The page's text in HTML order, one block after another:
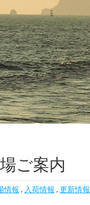
ご案内
情報 , 入荷情報 ,更新情報